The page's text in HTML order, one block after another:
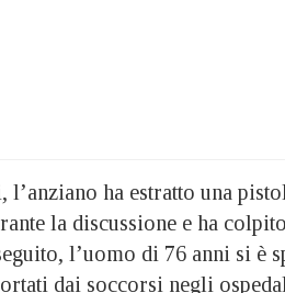
ha estratto una
la discussione e ha
l’uomo di 76 anni si è
dai soccorsi negli